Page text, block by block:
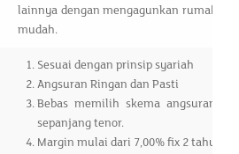
lainnya dengan mengagunkan rumah.
mudah.
Sesuai dengan prinsip syariah
Angsuran Ringan dan Pasti
Bebas memilih skema angsuran
sepanjang tenor.
Margin mulai dari 7,00% fix 2 tahun